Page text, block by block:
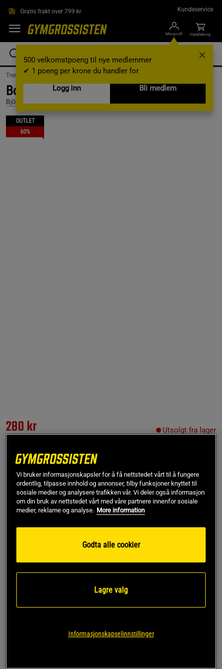
Gratis frakt over 799 kr Kundeservice
Min profil
500 velkomstpoeng til nye medlemmer
✔ 1 poeng per krone du handler for
Logg inn
Bli medlem
Handlekorg
Treningsklær / Treningsklær dame / Treningstrøyer
Borg Full Zip Midlayer, Black Beauty, L
Björn Borg
OUTLET
60%
280 kr Utsolgt fra lager
LUtsolgt fra lager
Gi meg beskjed via e-post
det kommer på lager igen.
SKU #10004809_BK001R | EAN7321465775702
Hold deg komfortabel og stilren med Borg Full Zip Midlayer
Vi bruker informasjonskapsler for å få nettstedet vårt til å fungere
ordentlig, tilpasse innhold og annonser, tilby funksjoner knyttet til
sosiale medier og analysere trafikken vår. Vi deler også informasjon
om din bruk av nettstedet vårt med våre partnere innenfor sosiale
medier, reklame og analyse. More information
Godta alle cookier
Lagre valg
Informasjonskapselinnstillinger